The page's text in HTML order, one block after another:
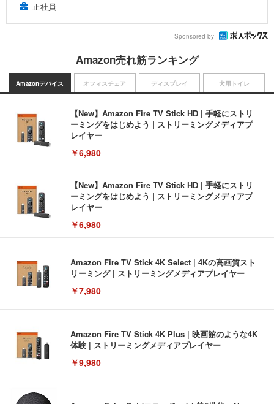
正社員
Sponsored by
Amazon売れ筋ランキング
Amazonデバイス
【New】Amazon Fire TV Stick HD | 手軽にストリ
ーミングをはじめよう | ストリーミングメディアプ
レイヤー
￥6,980
【New】Amazon Fire TV Stick HD | 手軽にストリ
ーミングをはじめよう | ストリーミングメディアプ
レイヤー
￥6,980
Amazon Fire TV Stick 4K Select | 4Kの高画質スト
リーミング | ストリーミングメディアプレイヤー
￥7,980
Amazon Fire TV Stick 4K Plus | 映画館のような4K
体験 | ストリーミングメディアプレイヤー
￥9,980
オフィスチェア ディスプレイ 犬用トイレ